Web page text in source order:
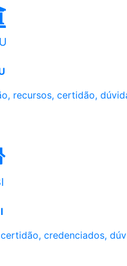
recursos, certidão,
credenciados,